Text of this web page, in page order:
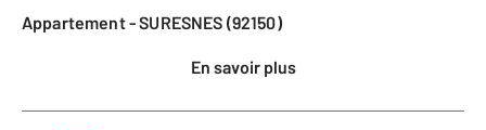
Appartement - SURESNES (92150)
En savoir plus